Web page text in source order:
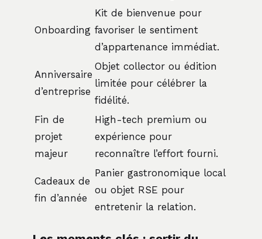
Onboarding
Kit de bienvenue pour
favoriser le sentiment
d’appartenance immédiat.
Anniversaire
d’entreprise
Objet collector ou édition
limitée pour célébrer la
fidélité.
Fin de
projet
majeur
High-tech premium ou
expérience pour
reconnaître l’effort fourni.
Cadeaux de
fin d’année
Panier gastronomique local
ou objet RSE pour
entretenir la relation.